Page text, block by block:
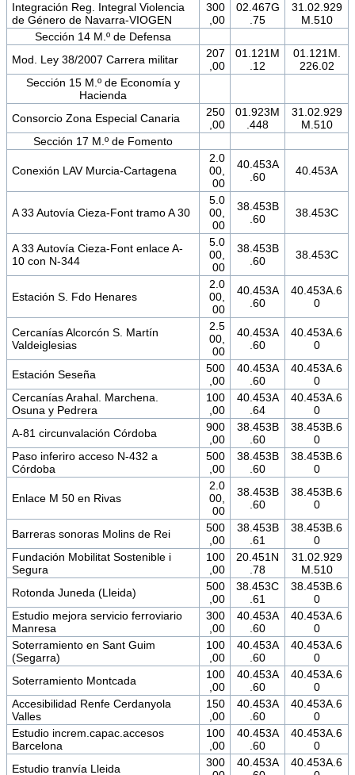
Integración Reg. Integral Violencia
de Género de Navarra-VIOGEN
300
,00
02.467G
.75
31.02.929
M.510
Sección 14 M.º de Defensa
Mod. Ley 38/2007 Carrera militar
207
,00
01.121M
.12
01.121M.
226.02
Sección 15 M.º de Economía y
Hacienda
Consorcio Zona Especial Canaria
250
,00
01.923M
.448
31.02.929
M.510
Sección 17 M.º de Fomento
Conexión LAV Murcia-Cartagena
2.0
00,
00
40.453A
.60
40.453A
A 33 Autovía Cieza-Font tramo A 30
5.0
00,
00
38.453B
.60
38.453C
A 33 Autovía Cieza-Font enlace A-
10 con N-344
5.0
00,
00
38.453B
.60
38.453C
Estación S. Fdo Henares
2.0
00,
00
40.453A
.60
40.453A.6
0
Cercanías Alcorcón S. Martín
Valdeiglesias
2.5
00,
00
40.453A
.60
40.453A.6
0
Estación Seseña
500
,00
40.453A
.60
40.453A.6
0
Cercanías Arahal. Marchena.
Osuna y Pedrera
100
,00
40.453A
.64
40.453A.6
0
A-81 circunvalación Córdoba
900
,00
38.453B
.60
38.453B.6
0
Paso inferiro acceso N-432 a
Córdoba
500
,00
38.453B
.60
38.453B.6
0
Enlace M 50 en Rivas
2.0
00,
00
38.453B
.60
38.453B.6
0
Barreras sonoras Molins de Rei
500
,00
38.453B
.61
38.453B.6
0
Fundación Mobilitat Sostenible i
Segura
100
,00
20.451N
.78
31.02.929
M.510
Rotonda Juneda (Lleida)
500
,00
38.453C
.61
38.453B.6
0
Estudio mejora servicio ferroviario
Manresa
300
,00
40.453A
.60
40.453A.6
0
Soterramiento en Sant Guim
(Segarra)
100
,00
40.453A
.60
40.453A.6
0
Soterramiento Montcada
100
,00
40.453A
.60
40.453A.6
0
Accesibilidad Renfe Cerdanyola
Valles
150
,00
40.453A
.60
40.453A.6
0
Estudio increm.capac.accesos
Barcelona
100
,00
40.453A
.60
40.453A.6
0
Estudio tranvía Lleida
300
40.453A
40.453A.6